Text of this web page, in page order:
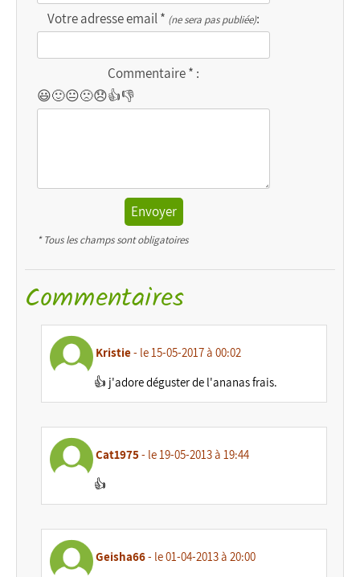
Votre adresse email * (ne sera pas publiée):
Commentaire * :
😃🙂😐🙁😞👍👎
Envoyer
* Tous les champs sont obligatoires
Commentaires
Kristie- le 15-05-2017 à 00:02
👍 j'adore déguster de l'ananas frais.
Cat1975 - le 19-05-2013 à 19:44
👍
Geisha66- le 01-04-2013 à 20:00